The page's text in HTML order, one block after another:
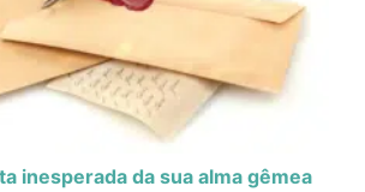
inesperada da sua alma gêmea